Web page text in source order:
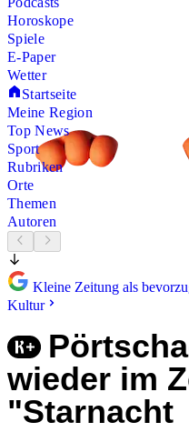
Horoskope
Spiele
E-Paper
Wetter
Startseite
Meine Region
Top News
Sport
Rubriken
Orte
Themen
Autoren
Kleine Zeitung als
Kultur
wieder im
"Starnacht